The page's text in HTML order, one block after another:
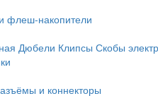
флеш-накопители
Дюбели Клипсы Скобы
и коннекторы